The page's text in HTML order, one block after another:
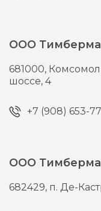
ООО
681000,
шоссе, 4
+7 (908) 653-
ООО
682429, п. Де-